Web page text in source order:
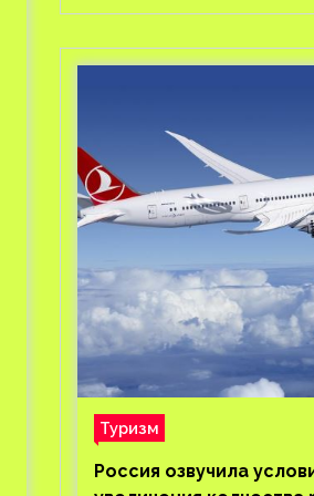
Туризм
Россия озвучила